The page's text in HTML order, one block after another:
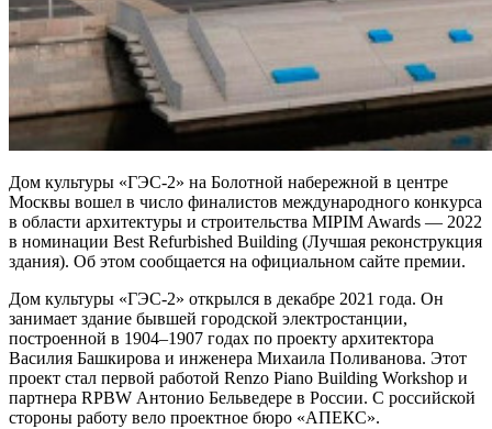
Дом культуры «ГЭС-2» на Болотной набережной в центре
Москвы вошел в число финалистов международного конкурса
в области архитектуры и строительства MIPIM Awards — 2022
в номинации Best Refurbished Building (Лучшая реконструкция
здания). Об этом сообщается на официальном сайте премии.
Дом культуры «ГЭС-2» открылся в декабре 2021 года. Он
занимает здание бывшей городской электростанции,
построенной в 1904–1907 годах по проекту архитектора
Василия Башкирова и инженера Михаила Поливанова. Этот
проект стал первой работой Renzo Piano Building Workshop и
партнера RPBW Антонио Бельведере в России. С российской
стороны работу вело проектное бюро «АПЕКС».